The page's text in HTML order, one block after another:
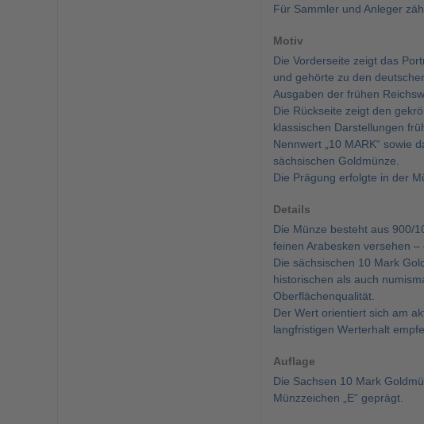
Für Sammler und Anleger
Motiv
Die Vorderseite zeigt das
und gehörte zu den
Ausgaben der frühen
Die Rückseite zeigt den
klassischen Darstellungen
Nennwert „10 MARK“ sowie
sächsischen Goldmünze.
Die Prägung erfolgte in der
Details
Die Münze besteht aus 900/
feinen Arabesken versehen
Die sächsischen 10 Mark
historischen als auch
Oberflächenqualität.
Der Wert orientiert sich am
langfristigen Werterhalt
Auflage
Die Sachsen 10 Mark
Münzzeichen „E“ geprägt.